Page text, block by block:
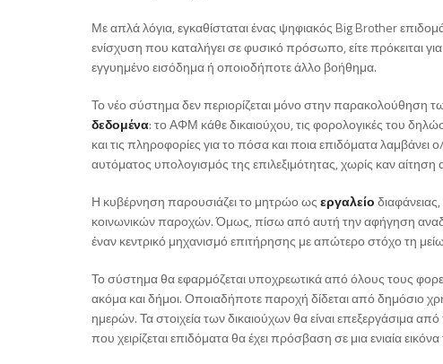
Με απλά λόγια, εγκαθίσταται ένας ψηφιακός Big Brother
ενίσχυση που καταλήγει σε φυσικό πρόσωπο, είτε πρόκειται για
εγγυημένο εισόδημα ή οποιοδήποτε άλλο βοήθημα.
Το νέο σύστημα δεν περιορίζεται μόνο στην παρακολούθηση
δεδομένα: το ΑΦΜ κάθε δικαιούχου, τις φορολογικές του
και τις πληροφορίες για το πόσα και ποια επιδόματα
αυτόματος υπολογισμός της επιλεξιμότητας, χωρίς καν αίτηση
Η κυβέρνηση παρουσιάζει το μητρώο ωςεργαλείο
κοινωνικών παροχών. Όμως, πίσω από αυτή την αφήγηση
έναν κεντρικό μηχανισμό επιτήρησης με απώτερο στόχο τη
Το σύστημα θα εφαρμόζεται υποχρεωτικά από όλους τους
ακόμα και δήμοι. Οποιαδήποτε παροχή δίδεται από δημόσιο
ημερών. Τα στοιχεία των δικαιούχων θα είναι επεξεργάσιμα
που χειρίζεται επιδόματα θα έχει πρόσβαση σε μια ενιαία